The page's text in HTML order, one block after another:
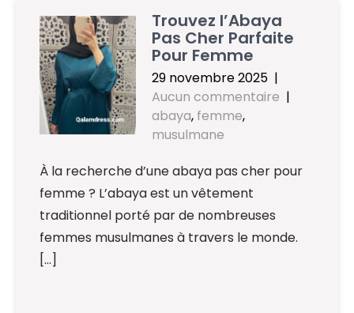
Trouvez l’Abaya
Pas Cher Parfaite
Pour Femme
29 novembre 2025 |
Aucun commentaire |
abaya, femme,
musulmane
À la recherche d’une abaya pas cher pour
femme ? L’abaya est un vêtement
traditionnel porté par de nombreuses
femmes musulmanes à travers le monde.
[…]